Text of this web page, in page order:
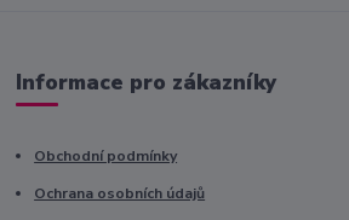
Informace pro zákazníky
Obchodní podmínky
Ochrana osobních údajů